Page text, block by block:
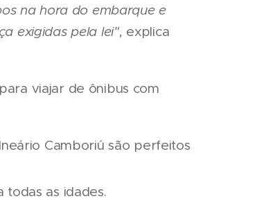
na hora do embarque e
exigidas pela lei", explica
viajar de ônibus com
Camboriú são perfeitos
todas as idades.